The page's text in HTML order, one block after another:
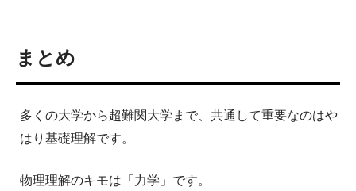
まとめ
多くの大学から超難関大学まで、共通して重要なのはや
はり基礎理解です。
物理理解のキモは「力学」です。